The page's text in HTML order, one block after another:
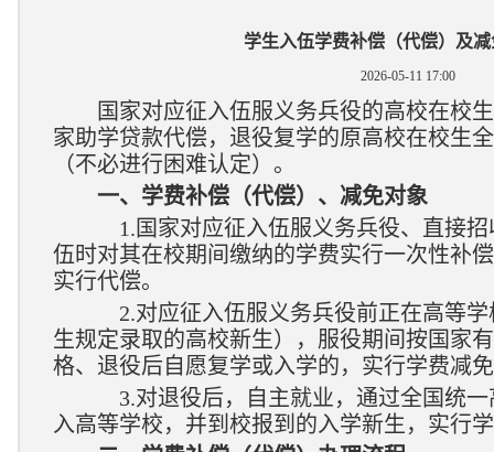
学生入伍学费补偿（代偿）及
2026-05-11 17:00
国家对应征入伍服义务兵役的高校在校
家助学贷款代偿，退役复学的原高校在校生
（不必进行困难认定）。
一、学费补偿（代偿）、减免对象
1.国家对应征入伍服义务兵役、直接
伍时对其在校期间缴纳的学费实行一次性补
实行代偿。
2.对应征入伍服义务兵役前正在高等
生规定录取的高校新生），服役期间按国家
格、退役后自愿复学或入学的，实行学费减
3.对退役后，自主就业，通过全国统
入高等学校，并到校报到的入学新生，实行